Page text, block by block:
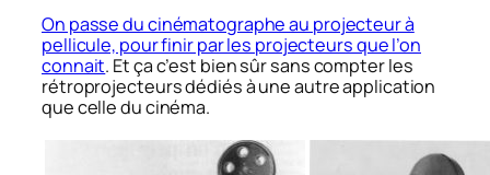
On passe du cinématographe au projecteur à
pellicule, pour finir par les projecteurs que l’on
connait. Et ça c’est bien sûr sans compter les
rétroprojecteurs dédiés à une autre application
que celle du cinéma.